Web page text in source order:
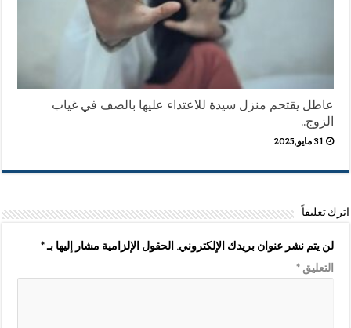
عاطل يقتحم منزل سيدة للاعتداء عليها بالصف في غياب
الزوج..
31 مايو,2025
اترك تعليقاً
لن يتم نشر عنوان بريدك الإلكتروني. الحقول الإلزامية مشار إليها بـ*
التعليق*